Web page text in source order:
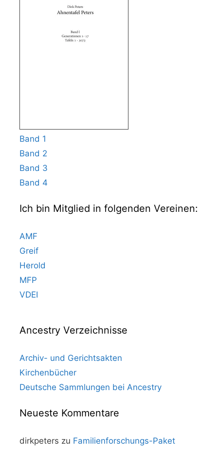
Band 1
Band 2
Band 3
Band 4
Ich bin Mitglied in folgenden Vereinen:
AMF
Greif
Herold
MFP
VDEI
Ancestry Verzeichnisse
Archiv- und Gerichtsakten
Kirchenbücher
Deutsche Sammlungen bei Ancestry
Neueste Kommentare
dirkpeters zu Familienforschungs-Paket